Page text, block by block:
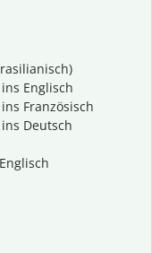
Englisch
Französisch
Deutsch